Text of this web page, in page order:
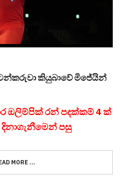
කියුබාවේ මිජේයින්
ඔලිම්පික් රන් පදක්කම් 4 ක්
පසු
MORE ...